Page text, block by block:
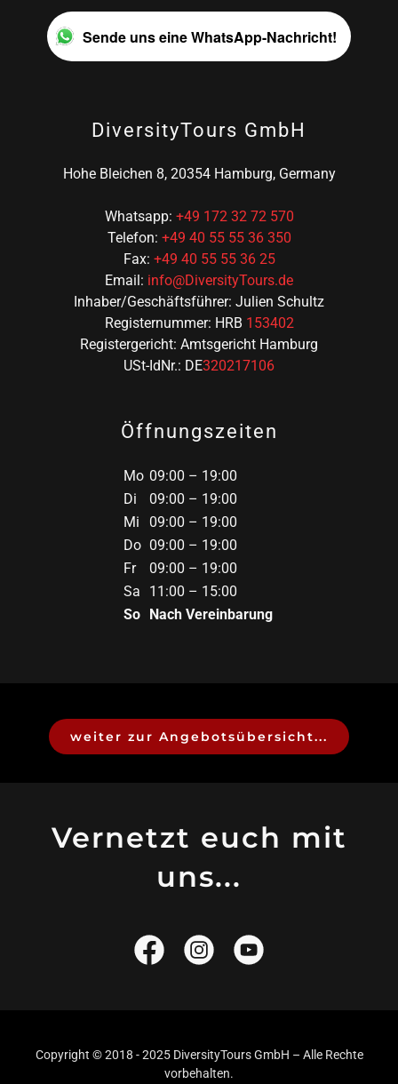
Sende uns eine WhatsApp-Nachricht!
DiversityTours GmbH
Hohe Bleichen 8, 20354 Hamburg, Germany
Whatsapp: +49 172 32 72 570
Telefon: +49 40 55 55 36 350
Fax: +49 40 55 55 36 25
Email: info@DiversityTours.de
Inhaber/Geschäftsführer: Julien Schultz
Registernummer: HRB 153402
Registergericht: Amtsgericht Hamburg
USt-IdNr.: DE320217106
Öffnungszeiten
Mo 09:00 – 19:00
Di
09:00 – 19:00
Mi
09:00 – 19:00
Do 09:00 – 19:00
Fr
09:00 – 19:00
Sa
11:00 – 15:00
So Nach Vereinbarung
weiter zur Angebotsübersicht...
Vernetzt euch mit
uns...
Copyright © 2018 - 2025 DiversityTours GmbH – Alle Rechte
vorbehalten.